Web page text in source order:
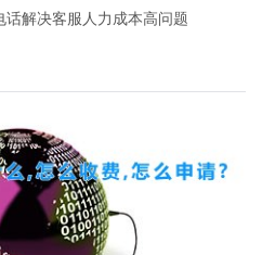
解决客服人力成本高问题